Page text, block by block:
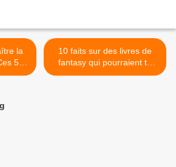
5
SF
10 faits sur des livres de
fantasy qui pourraient te
surprendre >